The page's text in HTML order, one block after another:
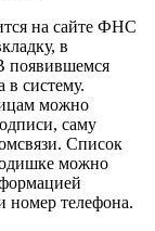
на сайте ФНС
в
появившемся
в систему.
можно
саму
Список
можно
номер телефона.